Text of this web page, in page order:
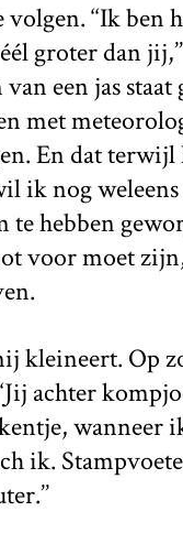
‘‘Ik ben
groter dan
een jas
met
En dat
ik nog
te hebben
voor moet
Op
achter
wanneer
ik.